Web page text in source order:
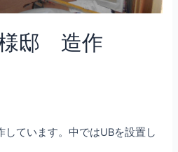
邸 造作
ています。中ではUBを設置し